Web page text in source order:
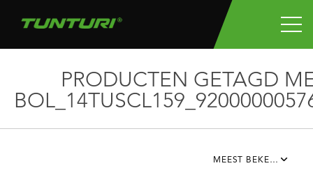
PRODUCTEN GETAGD
MEEST BEKEKEN